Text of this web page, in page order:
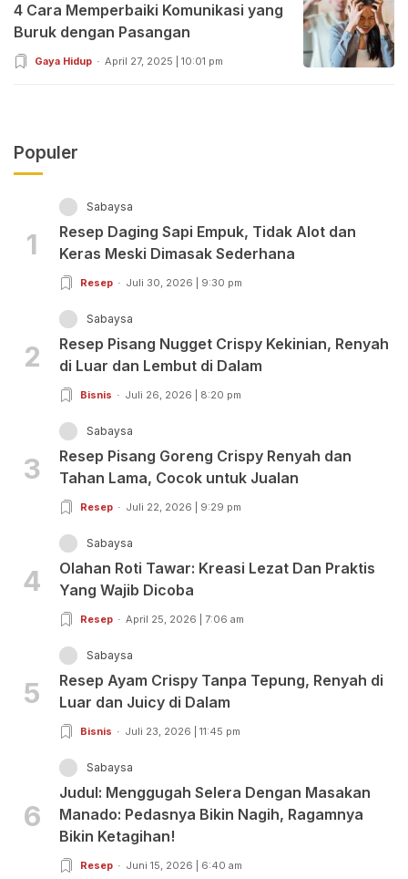
4 Cara Memperbaiki Komunikasi yang
Buruk dengan Pasangan
Gaya Hidup April 27, 2025 | 10:01 pm
Populer
1
Sabaysa
Resep Daging Sapi Empuk, Tidak Alot dan
Keras Meski Dimasak Sederhana
Resep Juli 30, 2026 | 9:30 pm
2
Sabaysa
Resep Pisang Nugget Crispy Kekinian, Renyah
di Luar dan Lembut di Dalam
Bisnis Juli 26, 2026 | 8:20 pm
3
Sabaysa
Resep Pisang Goreng Crispy Renyah dan
Tahan Lama, Cocok untuk Jualan
Resep Juli 22, 2026 | 9:29 pm
4
Sabaysa
Olahan Roti Tawar: Kreasi Lezat Dan Praktis
Yang Wajib Dicoba
Resep April 25, 2026 | 7:06 am
5
Sabaysa
Resep Ayam Crispy Tanpa Tepung, Renyah di
Luar dan Juicy di Dalam
Bisnis Juli 23, 2026 | 11:45 pm
6
Sabaysa
Judul: Menggugah Selera Dengan Masakan
Manado: Pedasnya Bikin Nagih, Ragamnya
Bikin Ketagihan!
Resep Juni 15, 2026 | 6:40 am